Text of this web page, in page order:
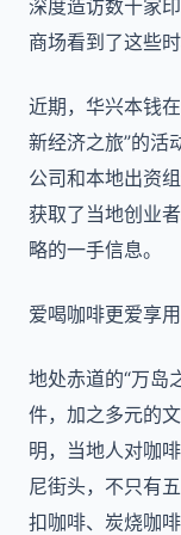
深度造访数十家
商场看到了这些时
近期，华兴本钱
新经济之旅”的活
公司和本地出资
获取了当地创业
略的一手信息。
爱喝咖啡更爱享
地处赤道的“万岛
件，加之多元的
明，当地人对咖
尼街头，不只有
扣咖啡、炭烧咖